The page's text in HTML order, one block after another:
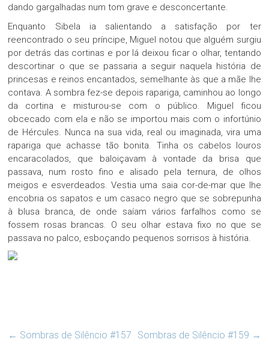
dando gargalhadas num tom grave e desconcertante.
Enquanto Sibela ia salientando a satisfação por ter
reencontrado o seu príncipe, Miguel notou que alguém surgiu
por detrás das cortinas e por lá deixou ficar o olhar, tentando
descortinar o que se passaria a seguir naquela história de
princesas e reinos encantados, semelhante às que a mãe lhe
contava. A sombra fez-se depois rapariga, caminhou ao longo
da cortina e misturou-se com o público. Miguel ficou
obcecado com ela e não se importou mais com o infortúnio
de Hércules. Nunca na sua vida, real ou imaginada, vira uma
rapariga que achasse tão bonita. Tinha os cabelos louros
encaracolados, que baloiçavam à vontade da brisa que
passava, num rosto fino e alisado pela ternura, de olhos
meigos e esverdeados. Vestia uma saia cor-de-mar que lhe
encobria os sapatos e um casaco negro que se sobrepunha
à blusa branca, de onde saíam vários farfalhos como se
fossem rosas brancas. O seu olhar estava fixo no que se
passava no palco, esboçando pequenos sorrisos à história.
← Sombras de Silêncio #157 Sombras de Silêncio #159 →